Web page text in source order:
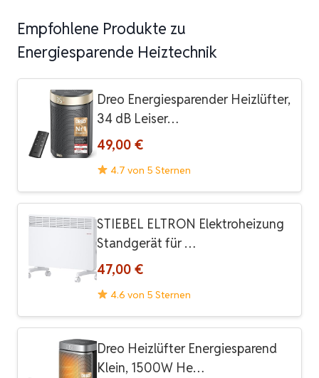
Empfohlene Produkte zu
Energiesparende Heiztechnik
Dreo Energiesparender Heizlüfter,
34 dB Leiser…
49,00 €
4.7 von 5 Sternen
STIEBEL ELTRON Elektroheizung
Standgerät für …
47,00 €
4.6 von 5 Sternen
Dreo Heizlüfter Energiesparend
Klein, 1500W He…